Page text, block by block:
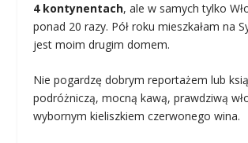
4 kontynentach, ale w samych tylko
ponad 20 razy. Pół roku mieszkałam na
jest moim drugim domem.
Nie pogardzę dobrym reportażem lub
podróżniczą, mocną kawą, prawdziwą
wybornym kieliszkiem czerwonego wina.